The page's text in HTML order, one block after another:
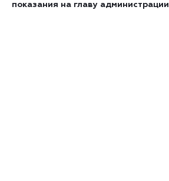
показания на главу администрации